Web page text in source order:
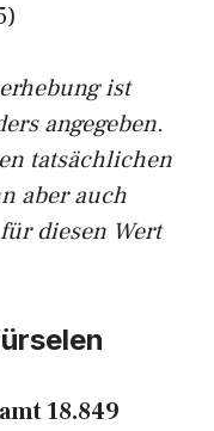
ist
angegeben.
tatsächlichen
aber auch
diesen Wert
18.849